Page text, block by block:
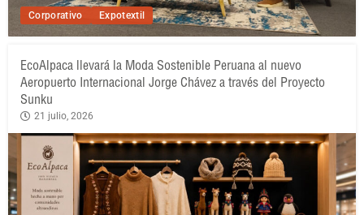
Corporativo Expotextil
EcoAlpaca llevará la Moda Sostenible Peruana al nuevo
Aeropuerto Internacional Jorge Chávez a través del Proyecto
Sunku
21 julio, 2026